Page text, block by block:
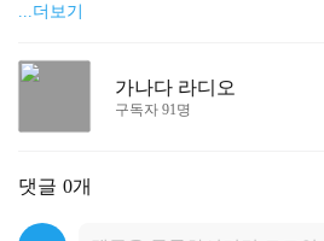
              먼 옛날, 어느 청년이 한 작물로 부모를 정성껏 봉양했
                 지개? 지게? 기지개? 기지게?
...더보기
가나다 라디오
구독자 91명
댓글 0개